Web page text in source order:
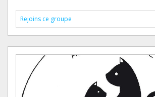
Rejoins ce groupe